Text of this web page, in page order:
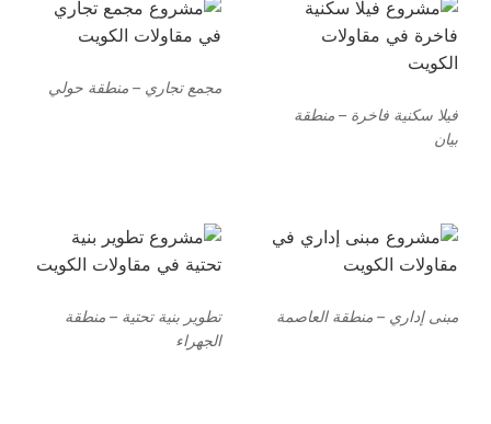
فيلا سكنية فاخرة – منطقة
بيان
مجمع تجاري – منطقة حولي
مبنى إداري – منطقة العاصمة
تطوير بنية تحتية – منطقة
الجهراء